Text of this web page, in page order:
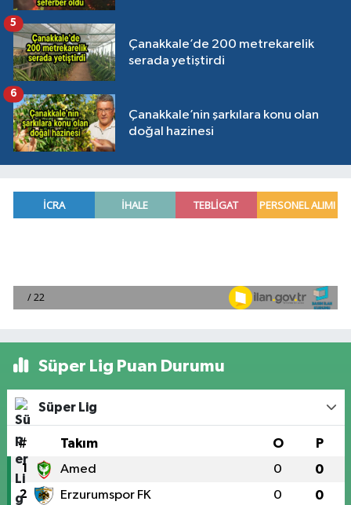
Çanakkale’de 200 metrekarelik
serada yetiştirdi
5
Çanakkale’nin şarkılara konu olan
doğal hazinesi
6
Süper Lig Puan Durumu
Süper Lig
# Takım O P
1 Amed 0 0
2 Erzurumspor FK 0 0